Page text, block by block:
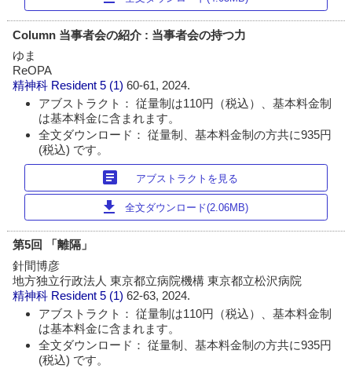
Column 当事者会の紹介 : 当事者会の持つ力
ゆま
ReOPA
精神科 Resident 5 (1)60-61, 2024.
アブストラクト： 従量制は110円（税込）、基本料金制
は基本料金に含まれます。
全文ダウンロード： 従量制、基本料金制の方共に935円
(税込) です。
article アブストラクトを見る
download 全文ダウンロード(2.06MB)
第5回 「離隔」
針間博彦
地方独立行政法人 東京都立病院機構 東京都立松沢病院
精神科 Resident 5 (1)62-63, 2024.
アブストラクト： 従量制は110円（税込）、基本料金制
は基本料金に含まれます。
全文ダウンロード： 従量制、基本料金制の方共に935円
(税込) です。